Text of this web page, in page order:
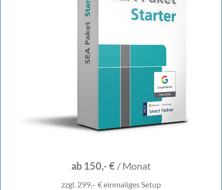
ab 150,- € / Monat
zzgl. 299,– € einmaliges Setup